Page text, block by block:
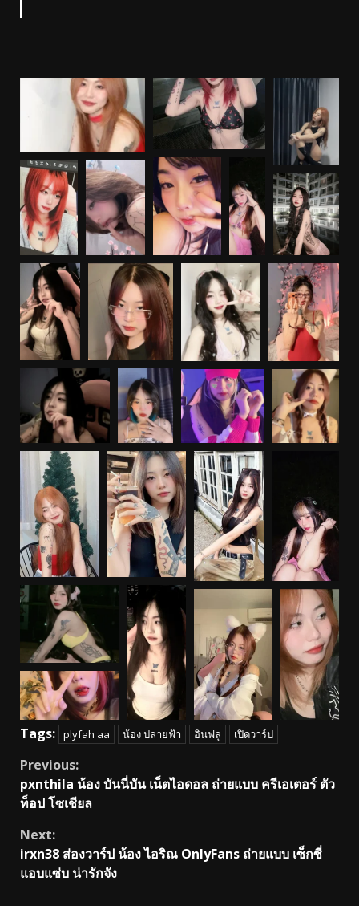
Tags: plyfah aa น้อง ปลายฟ้า อินฟลู เปิดวาร์ป
Continue
Reading
Previous:
pxnthila น้อง บันนี่บัน เน็ตไอดอล ถ่ายแบบ ครีเอเตอร์ ตัว
ท็อป โซเชียล
Next:
irxn38 ส่องวาร์ป น้อง ไอริณ OnlyFans ถ่ายแบบ เซ็กซี่
แอบแซ่บ น่ารักจัง